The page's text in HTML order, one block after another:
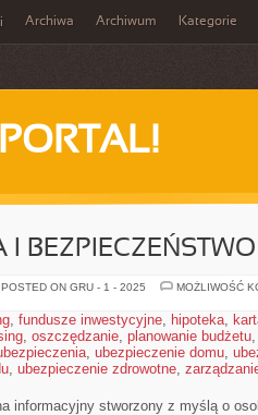
Archiwa Archiwum Kategorie
I
POSTED ON GRU - 1 - 2025
MOŻLIWOŚĆ
, fundusze inwestycyjne, hipoteka,
, oszczędzanie, planowanie budżetu
, ubezpieczenie domu,
, ubezpieczenie zdrowotne,
informacyjny stworzony z myślą o